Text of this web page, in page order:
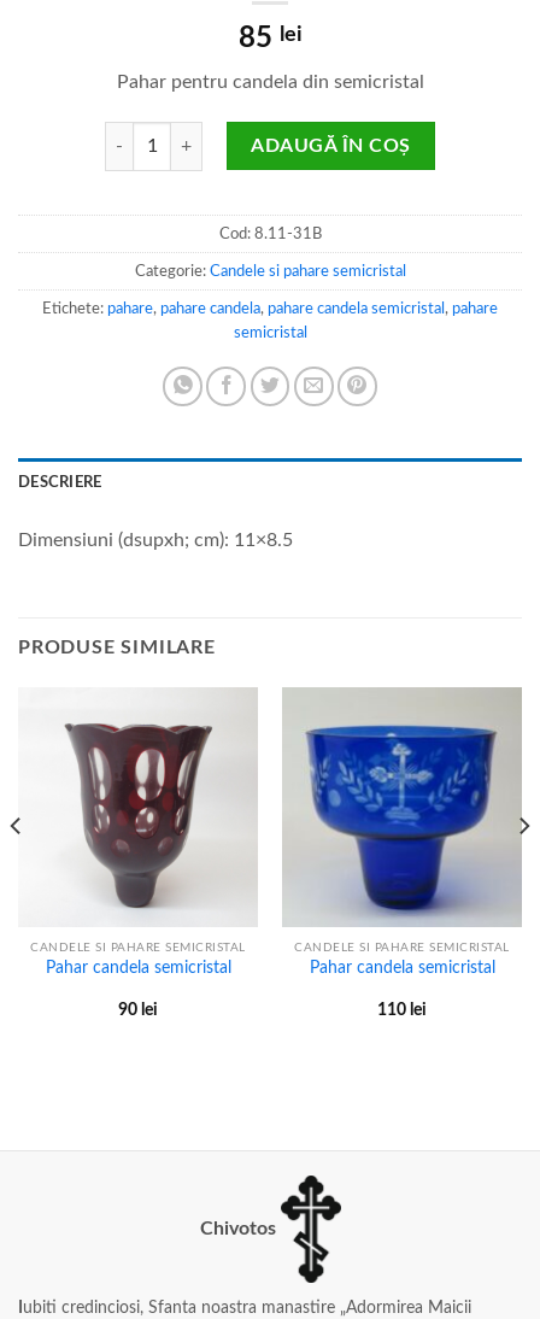
85 lei
Pahar pentru candela din semicristal
Cantitate Pahar candela semicristal
ADAUGĂ ÎN COȘ
Cod: 8.11-31B
Categorie: Candele si pahare semicristal
Etichete: pahare, pahare candela, pahare candela semicristal , pahare
semicristal
DESCRIERE
Dimensiuni (dsupxh; cm): 11×8.5
PRODUSE SIMILARE
CANDELE SI PAHARE SEMICRISTAL
Pahar candela semicristal
90 lei
CANDELE SI PAHARE SEMICRISTAL
Pahar candela semicristal
110 lei
Chivotos
ubiti credinciosi, Sfanta noastra manastire „Adormirea Maicii